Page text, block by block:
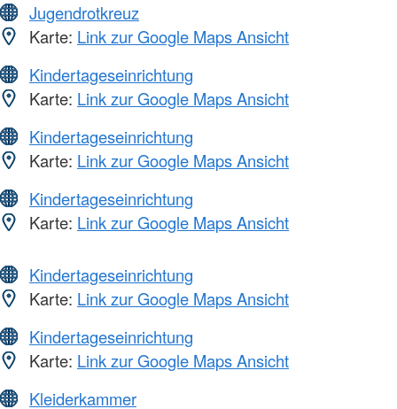
Jugendrotkreuz
Karte: Link zur Google Maps Ansicht
Kindertageseinrichtung
Karte: Link zur Google Maps Ansicht
Kindertageseinrichtung
Karte: Link zur Google Maps Ansicht
Kindertageseinrichtung
Karte: Link zur Google Maps Ansicht
Kindertageseinrichtung
Karte: Link zur Google Maps Ansicht
Kindertageseinrichtung
Karte: Link zur Google Maps Ansicht
Kleiderkammer